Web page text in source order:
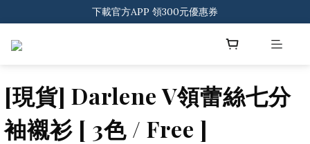
登入會員 一般會員滿$2000享免運
下載官方APP 領300元優惠券
[現貨] Darlene V領蕾絲七分
袖襯衫 [ 3色 / Free ]